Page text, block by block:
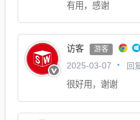
有用，感谢
访客 游客
2025-03-07 回
很好用，谢谢